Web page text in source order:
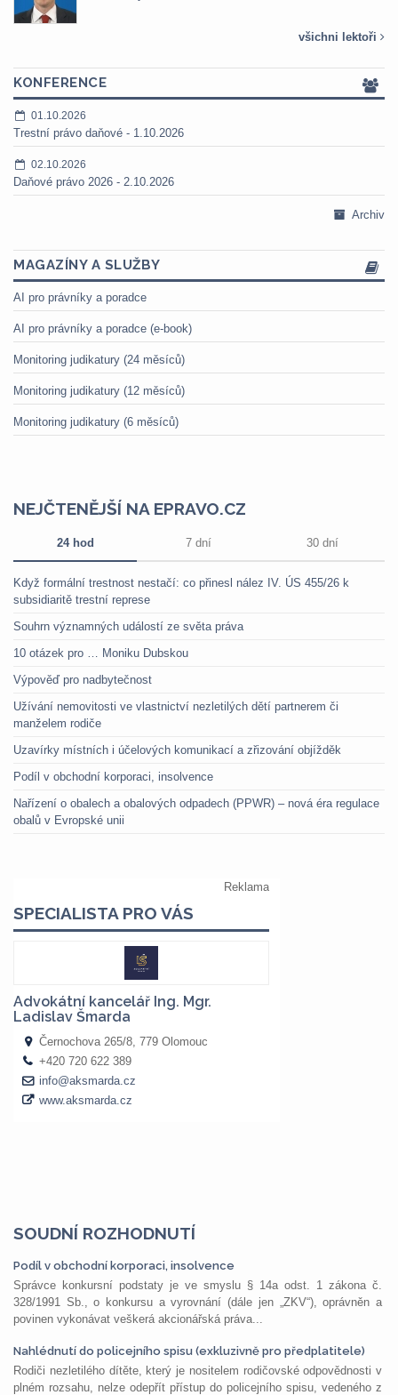
všichni lektoři
KONFERENCE
01.10.2026
Trestní právo daňové - 1.10.2026
02.10.2026
Daňové právo 2026 - 2.10.2026
Archiv
MAGAZÍNY A SLUŽBY
AI pro právníky a poradce
AI pro právníky a poradce (e-book)
Monitoring judikatury (24 měsíců)
Monitoring judikatury (12 měsíců)
Monitoring judikatury (6 měsíců)
NEJČTENĚJŠÍ NA EPRAVO.CZ
24 hod 7 dní 30 dní
Když formální trestnost nestačí: co přinesl nález IV. ÚS 455/26 k
subsidiaritě trestní represe
Souhrn významných událostí ze světa práva
10 otázek pro … Moniku Dubskou
Výpověď pro nadbytečnost
Užívání nemovitosti ve vlastnictví nezletilých dětí partnerem či
manželem rodiče
Uzavírky místních i účelových komunikací a zřizování objížděk
Podíl v obchodní korporaci, insolvence
Nařízení o obalech a obalových odpadech (PPWR) – nová éra regulace
obalů v Evropské unii
SOUDNÍ ROZHODNUTÍ
Podíl v obchodní korporaci, insolvence
Správce konkursní podstaty je ve smyslu § 14a odst. 1 zákona č.
328/1991 Sb., o konkursu a vyrovnání (dále jen „ZKV“), oprávněn a
povinen vykonávat veškerá akcionářská práva...
Nahlédnutí do policejního spisu (exkluzivně pro předplatitele)
Rodiči nezletilého dítěte, který je nositelem rodičovské odpovědnosti v
plném rozsahu, nelze odepřít přístup do policejního spisu, vedeného z